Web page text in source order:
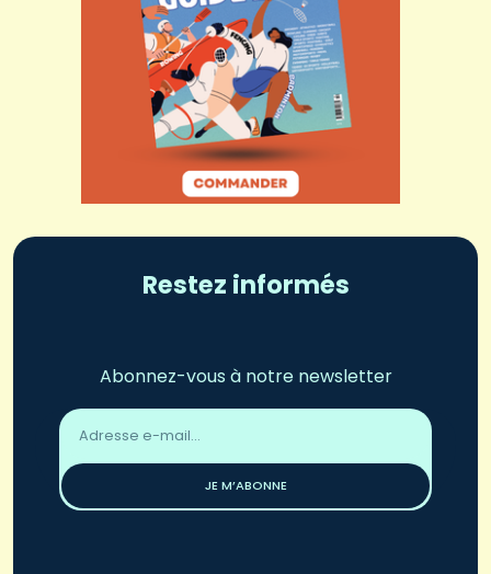
Restez informés
Abonnez-vous à notre newsletter
Adresse
email
JE M’ABONNE